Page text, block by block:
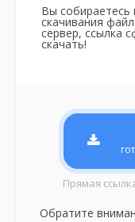
Вы собираетесь
скачивания
сервер, ссылка
скачать!
Прямая
Обратите